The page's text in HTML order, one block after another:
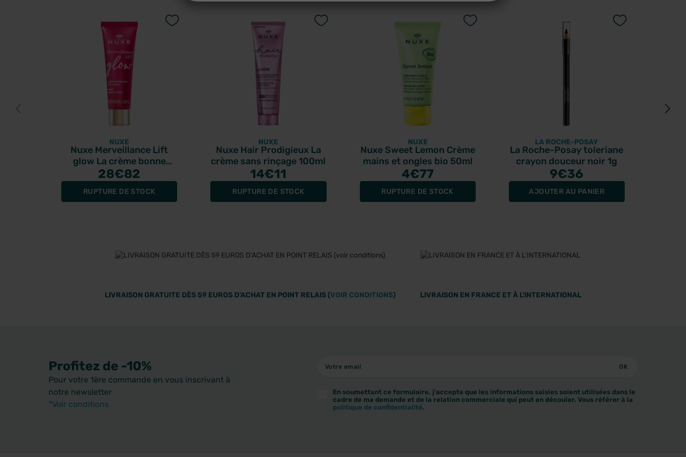
NUXE
Nuxe Merveillance Lift
glow La crème bonne
mine effet liftant 50ml
28€82
RUPTURE DE STOCK
NUXE
Nuxe Hair Prodigieux La
crème sans rinçage 100ml
14€11
RUPTURE DE STOCK
NUXE
Nuxe Sweet Lemon Crème
mains et ongles bio 50ml
4€77
RUPTURE DE STOCK
LA ROCHE-POSAY
La Roche-Posay toleriane
crayon douceur noir 1g
9€36
AJOUTER AU PANIER
LIVRAISON GRATUITE DÈS 59 EUROS D'ACHAT EN POINT RELAIS (VOIR CONDITIONS) LIVRAISON EN FRANCE ET À L'INTERNATIONAL
Profitez de -10%
Pour votre 1ère commande en vous inscrivant à
notre newsletter
*Voir conditions
En soumettant ce formulaire, j'accepte que les informations saisies soient utilisées dans le
cadre de ma demande et de la relation commerciale qui peut en découler. Vous référer à la
politique de confidentialité.